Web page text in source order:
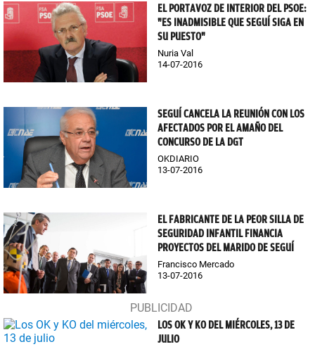
EL PORTAVOZ DE INTERIOR DEL PSOE:
"ES INADMISIBLE QUE SEGUÍ SIGA EN
SU PUESTO"
Nuria Val
14-07-2016
SEGUÍ CANCELA LA REUNIÓN CON LOS
AFECTADOS POR EL AMAÑO DEL
CONCURSO DE LA DGT
OKDIARIO
13-07-2016
EL FABRICANTE DE LA PEOR SILLA DE
SEGURIDAD INFANTIL FINANCIA
PROYECTOS DEL MARIDO DE SEGUÍ
Francisco Mercado
13-07-2016
LOS OK Y KO DEL MIÉRCOLES, 13 DE
JULIO